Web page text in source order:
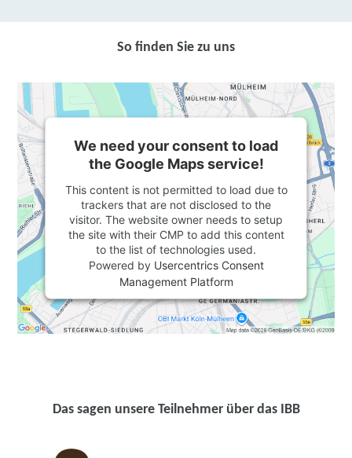
So finden Sie zu uns
We need your consent to load
the Google Maps service!
This content is not permitted to load due to
trackers that are not disclosed to the
visitor. The website owner needs to setup
the site with their CMP to add this content
to the list of technologies used.
Powered by Usercentrics Consent
Management Platform
Das sagen unsere Teilnehmer über das IBB